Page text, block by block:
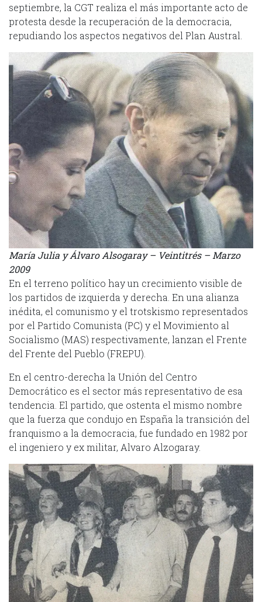
septiembre, la CGT realiza el más importante acto de
protesta desde la recuperación de la democracia,
repudiando los aspectos negativos del Plan Austral.
María Julia y Álvaro Alsogaray – Veintitrés – Marzo
2009
En el terreno político hay un crecimiento visible de
los partidos de izquierda y derecha. En una alianza
inédita, el comunismo y el trotskismo representados
por el Partido Comunista (PC) y el Movimiento al
Socialismo (MAS) respectivamente, lanzan el Frente
del Frente del Pueblo (FREPU).
En el centro-derecha la Unión del Centro
Democrático es el sector más representativo de esa
tendencia. El partido, que ostenta el mismo nombre
que la fuerza que condujo en España la transición del
franquismo a la democracia, fue fundado en 1982 por
el ingeniero y ex militar, Alvaro Alzogaray.